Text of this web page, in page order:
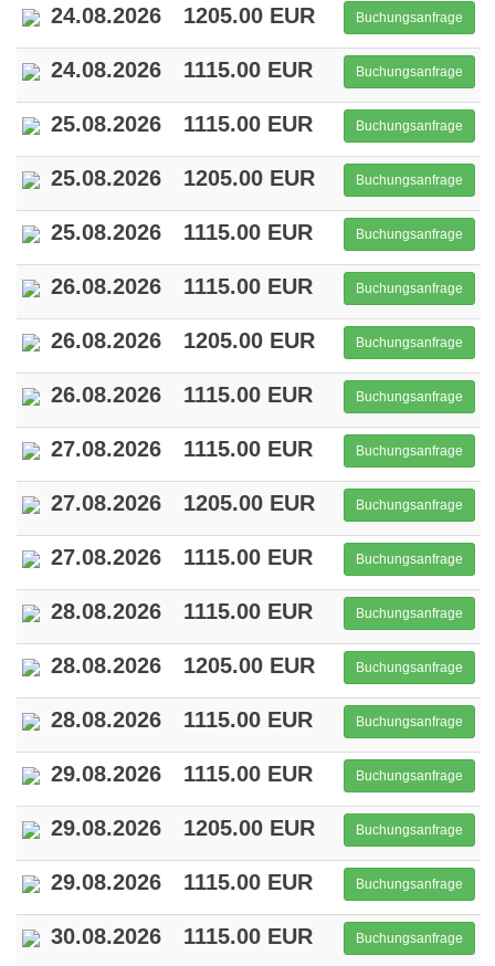
24.08.2026 1205.00 EUR Buchungsanfrage
24.08.2026 1115.00 EUR Buchungsanfrage
25.08.2026 1115.00 EUR Buchungsanfrage
25.08.2026 1205.00 EUR Buchungsanfrage
25.08.2026 1115.00 EUR Buchungsanfrage
26.08.2026 1115.00 EUR Buchungsanfrage
26.08.2026 1205.00 EUR Buchungsanfrage
26.08.2026 1115.00 EUR Buchungsanfrage
27.08.2026 1115.00 EUR Buchungsanfrage
27.08.2026 1205.00 EUR Buchungsanfrage
27.08.2026 1115.00 EUR Buchungsanfrage
28.08.2026 1115.00 EUR Buchungsanfrage
28.08.2026 1205.00 EUR Buchungsanfrage
28.08.2026 1115.00 EUR Buchungsanfrage
29.08.2026 1115.00 EUR Buchungsanfrage
29.08.2026 1205.00 EUR Buchungsanfrage
29.08.2026 1115.00 EUR Buchungsanfrage
30.08.2026 1115.00 EUR Buchungsanfrage